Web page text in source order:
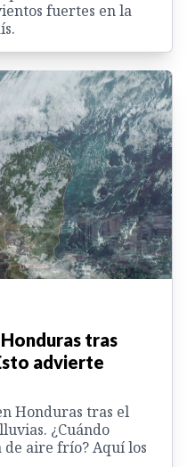
fuertes en la
tras
advierte
Honduras tras el
¿Cuándo
aire frío? Aquí los